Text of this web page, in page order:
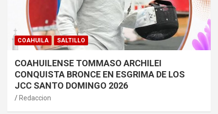
COAHUILA SALTILLO
COAHUILENSE TOMMASO ARCHILEI
CONQUISTA BRONCE EN ESGRIMA DE LOS
JCC SANTO DOMINGO 2026
Redaccion